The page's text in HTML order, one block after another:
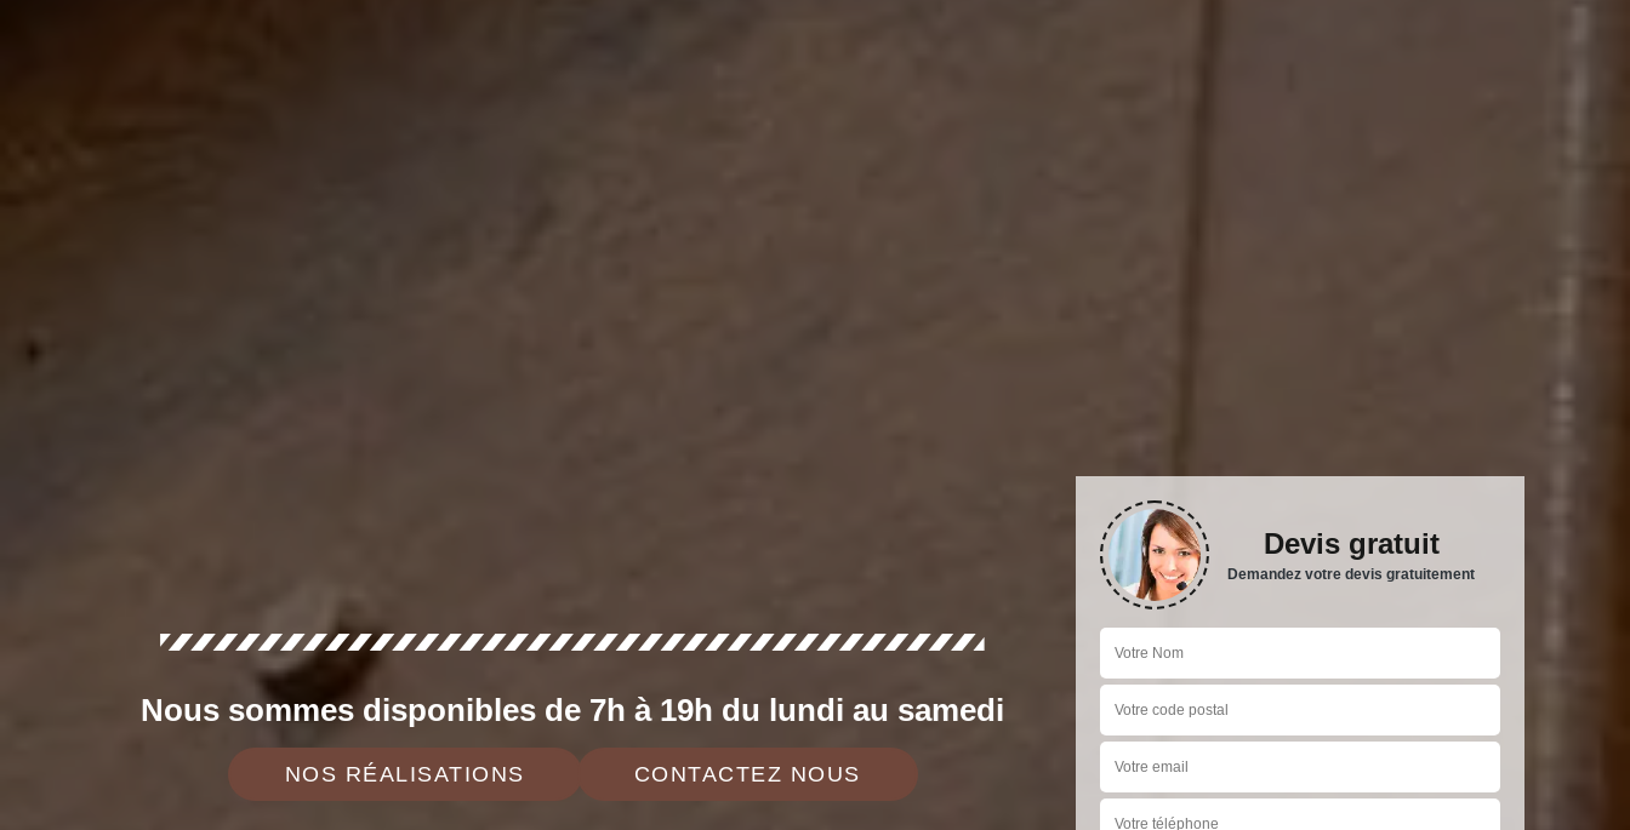
Nous sommes disponibles de 7h à 19h du lundi au samedi
NOS RÉALISATIONS CONTACTEZ NOUS
Devis gratuit
Demandez votre devis gratuitement